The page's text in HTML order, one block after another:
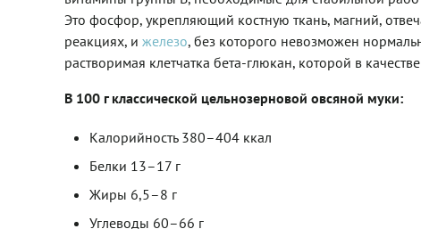
Это фосфор, укрепляющий костную ткань, магний,
реакциях, и железо, без которого невозможен
растворимая клетчатка бета-глюкан, которой в
В 100 г классической цельнозерновой овсяной муки:
Калорийность 380–404 ккал
Белки 13–17 г
Жиры 6,5–8 г
Углеводы 60–66 г